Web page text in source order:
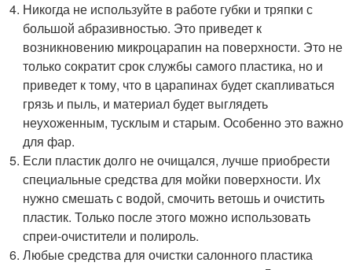
Никогда не используйте в работе губки и тряпки с
большой абразивностью. Это приведет к
возникновению микроцарапин на поверхности. Это не
только сократит срок службы самого пластика, но и
приведет к тому, что в царапинах будет скапливаться
грязь и пыль, и материал будет выглядеть
неухоженным, тусклым и старым. Особенно это важно
для фар.
Если пластик долго не очищался, лучше приобрести
специальные средства для мойки поверхности. Их
нужно смешать с водой, смочить ветошь и очистить
пластик. Только после этого можно использовать
спреи-очистители и полироль.
Любые средства для очистки салонного пластика